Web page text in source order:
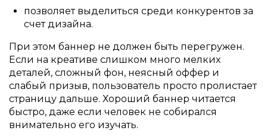
позволяет выделиться среди конкурентов за
счет дизайна.
При этом баннер не должен быть перегружен.
Если на креативе слишком много мелких
деталей, сложный фон, неясный оффер и
слабый призыв, пользователь просто пролистает
страницу дальше. Хороший баннер читается
быстро, даже если человек не собирался
внимательно его изучать.